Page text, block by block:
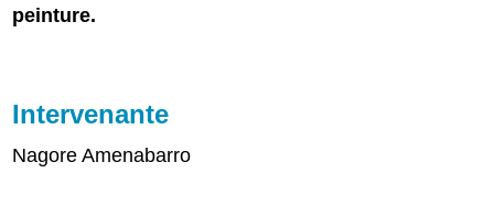
peinture.
Intervenante
Nagore Amenabarro